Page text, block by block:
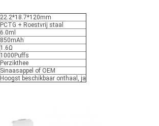
22.2*18.7*120mm
PCTG + Roestvrij staal
6.0ml
850mAh
1.6Ω
1000Puffs
Perzikthee
Sinaasappel of OEM
Hoogst beschikbaar onthaal, ja